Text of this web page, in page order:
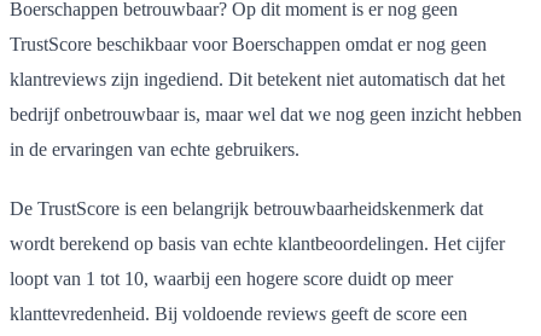
Boerschappen betrouwbaar? Op dit moment is er nog geen
TrustScore beschikbaar voor Boerschappen omdat er nog geen
klantreviews zijn ingediend. Dit betekent niet automatisch dat het
bedrijf onbetrouwbaar is, maar wel dat we nog geen inzicht hebben
in de ervaringen van echte gebruikers.
De TrustScore is een belangrijk betrouwbaarheidskenmerk dat
wordt berekend op basis van echte klantbeoordelingen. Het cijfer
loopt van 1 tot 10, waarbij een hogere score duidt op meer
klanttevredenheid. Bij voldoende reviews geeft de score een